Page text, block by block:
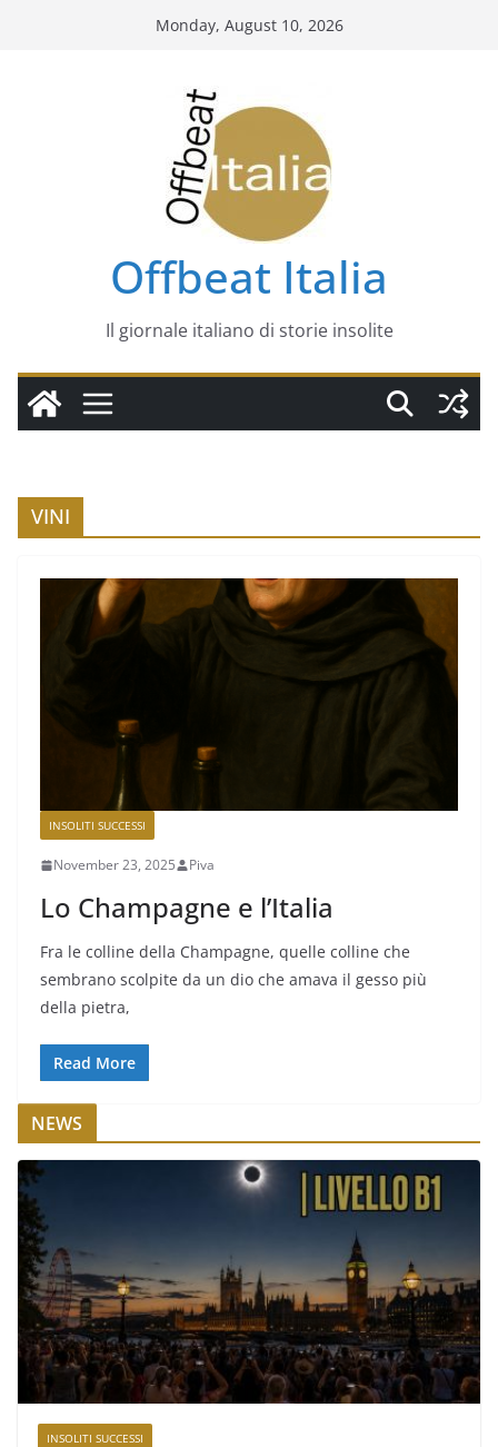
Monday, August 10, 2026
Offbeat Italia
Il giornale italiano di storie insolite
VINI
INSOLITI SUCCESSI
November 23, 2025 Piva
Lo Champagne e l’Italia
Fra le colline della Champagne, quelle colline che
sembrano scolpite da un dio che amava il gesso più
della pietra,
Read More
NEWS
INSOLITI SUCCESSI